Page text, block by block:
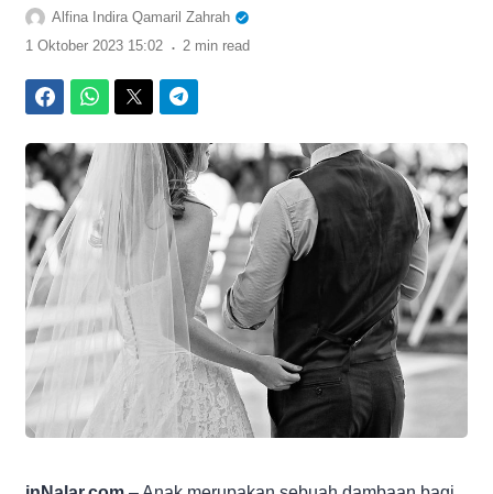
Alfina Indira Qamaril Zahrah
1 Oktober 2023 15:02 . 2 min read